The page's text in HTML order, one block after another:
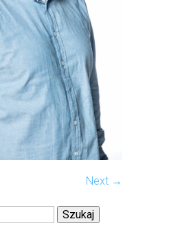
Next →